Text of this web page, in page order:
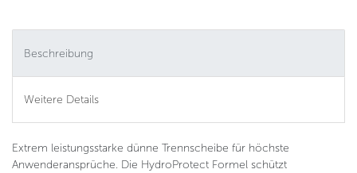
Beschreibung
Weitere Details
Extrem leistungsstarke dünne Trennscheibe für höchste
Anwenderansprüche. Die HydroProtect Formel schützt